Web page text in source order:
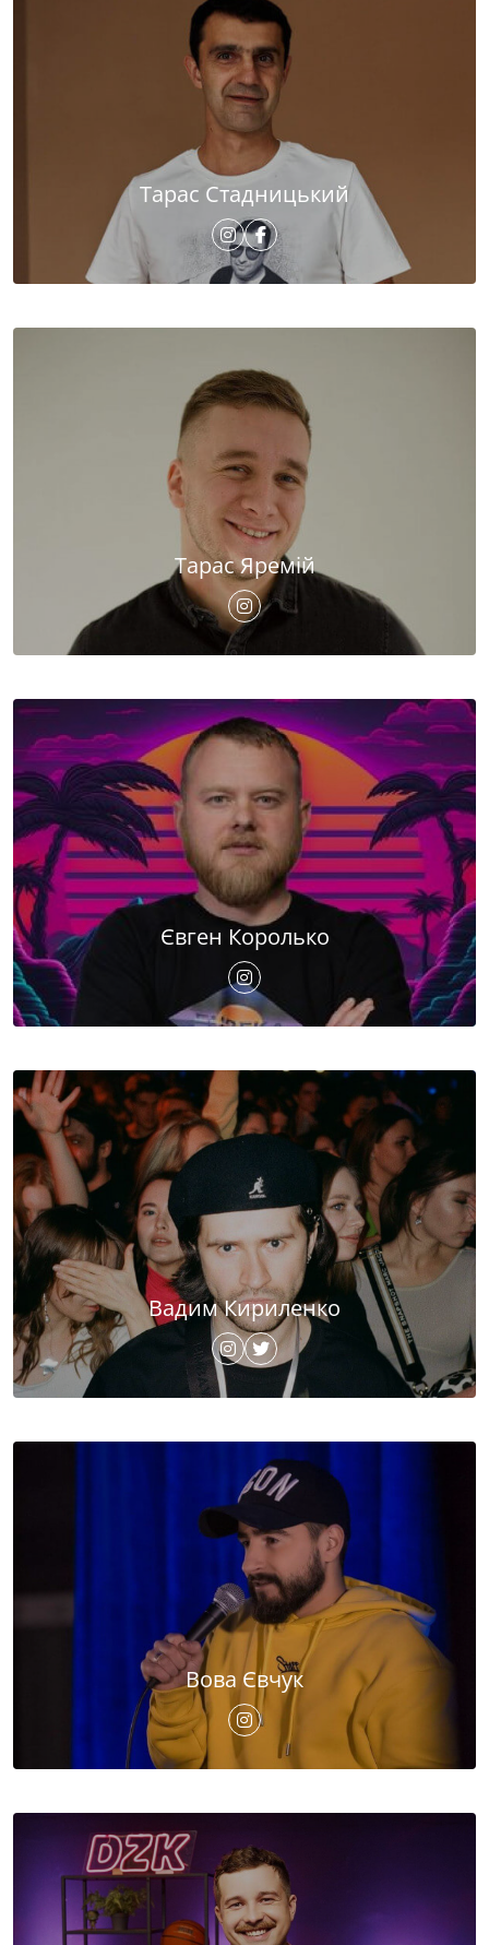
Тарас Стадницький
Тарас Яремій
Євген Королько
Вадим Кириленко
Вова Євчук